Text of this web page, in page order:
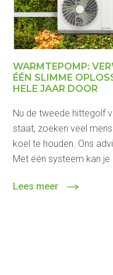
WARMTEPOMP:
ÉÉN SLIMME
HELE JAAR DOOR
Nu de tweede hittegolf
staat, zoeken veel
koel te houden. Ons
Met één systeem kan je
Lees meer